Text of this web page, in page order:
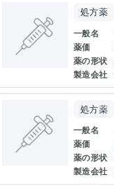
処方薬
一般名
薬価
薬の形状
製造会社
処方薬
一般名
薬価
薬の形状
製造会社